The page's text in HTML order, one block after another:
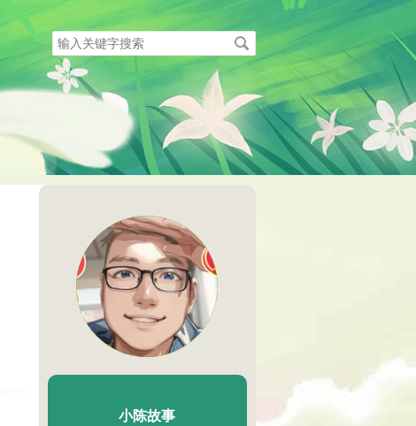
搜
索
关
键
字
陈二Chenèr
小陈故事